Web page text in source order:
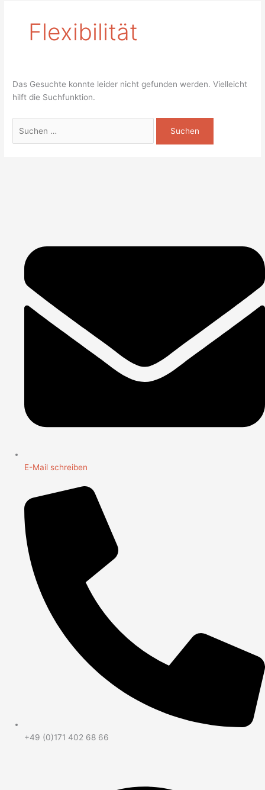
Flexibilität
Das Gesuchte konnte leider nicht gefunden werden. Vielleicht
hilft die Suchfunktion.
E-Mail schreiben
+49 (0)171 402 68 66